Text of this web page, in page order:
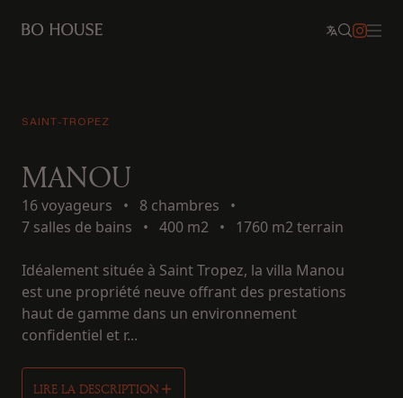
SAINT-TROPEZ
MANOU
16 voyageurs • 8 chambres
•
7 salles de bains
• 400 m2 • 1760 m2 terrain
Idéalement située à Saint Tropez, la villa Manou
est une propriété neuve offrant des prestations
haut de gamme dans un environnement
confidentiel et r...
LIRE LA DESCRIPTION